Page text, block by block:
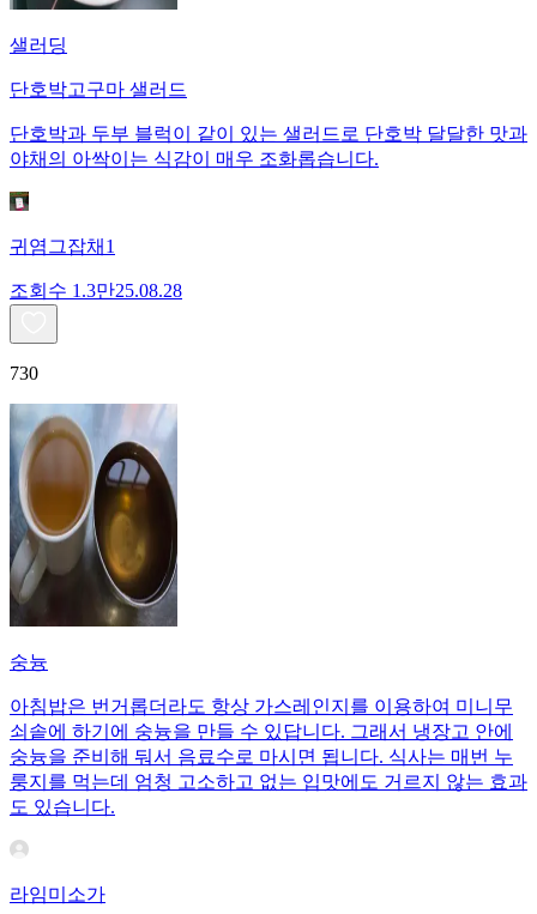
샐러딩
단호박고구마 샐러드
단호박과 두부 블럭이 같이 있는 샐러드로 단호박 달달한 맛과
야채의 아싹이는 식감이 매우 조화롭습니다.
귀염그잡채1
조회수 1.3만25.08.28
730
숭늉
아침밥은 번거롭더라도 항상 가스레인지를 이용하여 미니무
쇠솥에 하기에 숭늉을 만들 수 있답니다. 그래서 냉장고 안에
숭늉을 준비해 둬서 음료수로 마시면 됩니다. 식사는 매번 누
룽지를 먹는데 엄청 고소하고 없는 입맛에도 거르지 않는 효과
도 있습니다.
라임미소가